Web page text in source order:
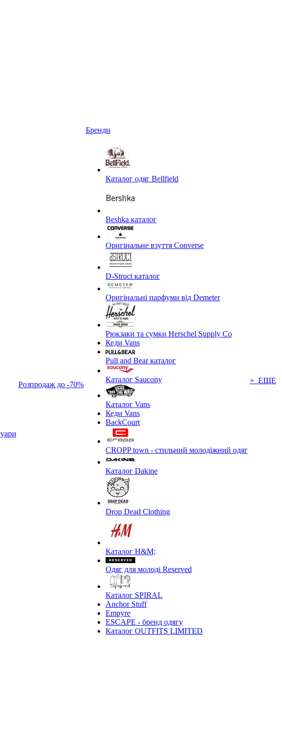
Розпродаж до -70%
Бренди
Каталог одяг Bellfield
Beshka каталог
Оригінальне взуття Converse
D-Struct каталог
Оригінальні парфуми від Demeter
Рюкзаки та сумки Herschel Supply Co
Кеди Vans
Pull and Bear каталог
Каталог Saucony
Каталог Vans
Кеди Vans
BackCourt
CROPP town - стильний молодіжний одяг
Каталог Dakine
Drop Dead Clothing
Каталог H&M;
Одяг для молоді Reserved
Каталог SPIRAL
Anchor Stuff
Empyre
ESCAPE - бренд одягу
Каталог OUTFITS LIMITED
+ ЕЩЕ